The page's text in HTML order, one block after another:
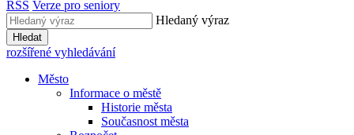
RSS Verze pro seniory
Hledaný výraz
Hledat
rozšířené vyhledávání
Město
Informace o městě
Historie města
Současnost města